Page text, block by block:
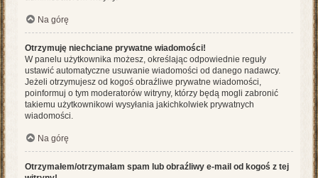
Na górę
Otrzymuję niechciane prywatne wiadomości!
W panelu użytkownika możesz, określając odpowiednie reguły
ustawić automatyczne usuwanie wiadomości od danego nadawcy.
Jeżeli otrzymujesz od kogoś obraźliwe prywatne wiadomości,
poinformuj o tym moderatorów witryny, którzy będą mogli zabronić
takiemu użytkownikowi wysyłania jakichkolwiek prywatnych
wiadomości.
Na górę
Otrzymałem/otrzymałam spam lub obraźliwy e-mail od kogoś z tej